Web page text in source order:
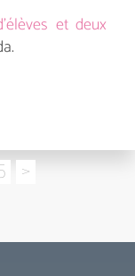
et deux
>